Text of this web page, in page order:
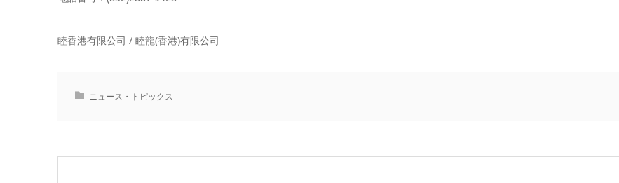
睦香港有限公司 / 睦龍(香港)有限公司
ニュース・トピックス